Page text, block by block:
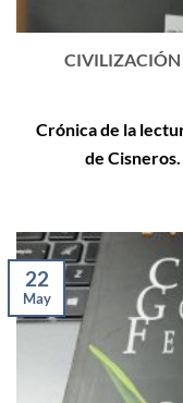
CIVILIZACIÓN
Crónica de la
de
22
May